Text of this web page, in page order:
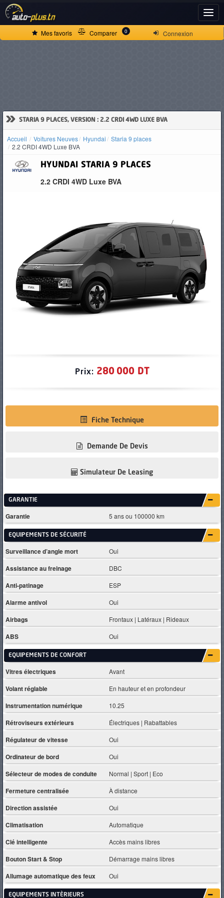
Connexion
Mes favoris Comparer 0
» STARIA 9 PLACES, VERSION : 2.2 CRDI 4WD LUXE BVA
Accueil Voitures Neuves Hyundai
Staria 9 places
2.2 CRDI 4WD Luxe BVA
HYUNDAI STARIA 9 PLACES
2.2 CRDI 4WD Luxe BVA
Prix: 280 000 DT
Fiche Technique
Demande De Devis
Simulateur De Leasing
GARANTIE
Garantie 5 ans ou 100000 km
EQUIPEMENTS DE SÉCURITÉ
Surveillance d’angle mort Oui
Assistance au freinage DBC
Anti-patinage ESP
Alarme antivol Oui
Airbags Frontaux | Latéraux | Rideaux
ABS Oui
EQUIPEMENTS DE CONFORT
Vitres électriques Avant
Volant réglable En hauteur et en profondeur
Instrumentation numérique 10.25
Rétroviseurs extérieurs Électriques | Rabattables
Régulateur de vitesse Oui
Ordinateur de bord Oui
Sélecteur de modes de conduite Normal | Sport | Eco
Fermeture centralisée À distance
Direction assistée Oui
Climatisation Automatique
Clé intelligente Accès mains libres
Bouton Start & Stop Démarrage mains libres
Allumage automatique des feux Oui
EQUIPEMENTS INTÈRIEURS
ACCUEIL
VOITURES
D'OCCASION